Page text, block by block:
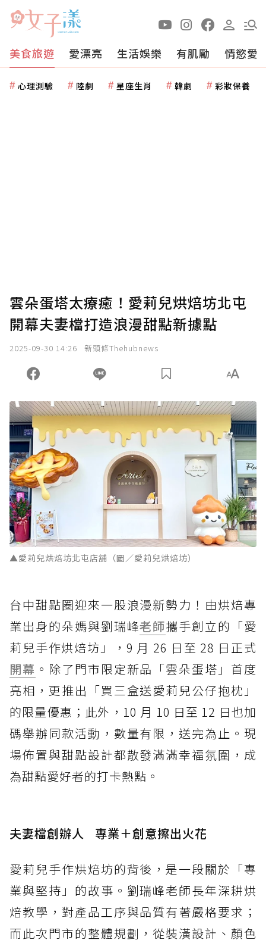
美食旅遊 愛漂亮 生活娛樂 有肌勵 情慾愛
心理測驗 陸劇 星座生肖 韓劇 彩妝保養
雲朵蛋塔太療癒！愛莉兒烘焙坊北屯
開幕夫妻檔打造浪漫甜點新據點
2025-09-30 14:26 新頭條Thehubnews
▲愛莉兒烘焙坊北屯店舖（圖／愛莉兒烘焙坊）
台中甜點圈迎來一股浪漫新勢力！由烘焙專
業出身的朵媽與劉瑞峰老師攜手創立的「愛
莉兒手作烘焙坊」，9 月 26 日至 28 日正式
開幕 。除了門市限定新品「雲朵蛋塔」首度
亮相，更推出「買三盒送愛莉兒公仔抱枕」
的限量優惠；此外，10 月 10 日至 12 日也加
碼舉辦同款活動，數量有限，送完為止。現
場佈置與甜點設計都散發滿滿幸福氛圍，成
為甜點愛好者的打卡熱點。
夫妻檔創辦人 專業＋創意擦出火花
愛莉兒手作烘焙坊的背後，是一段關於「專
業與堅持」的故事。劉瑞峰老師長年深耕烘
焙教學，對產品工序與品質有著嚴格要求；
而此次門市的整體規劃，從裝潢設計、顏色